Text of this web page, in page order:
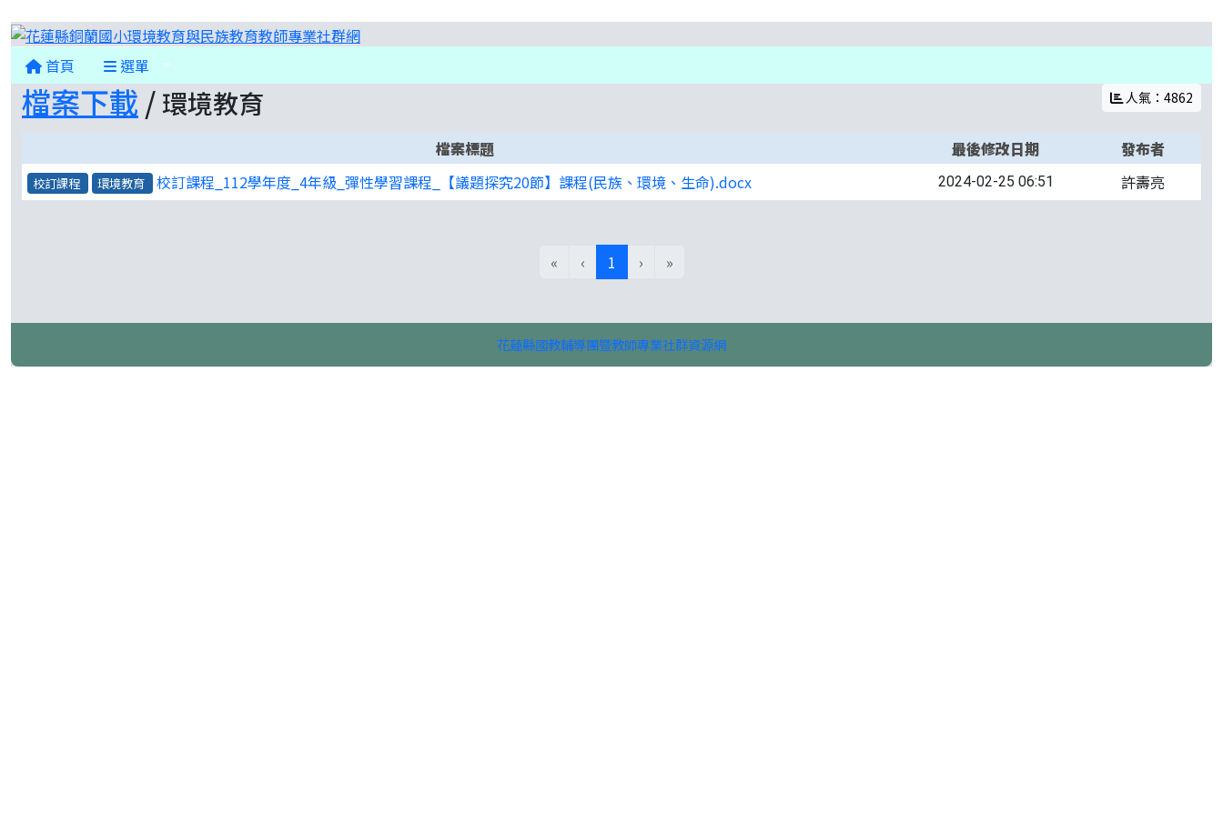
花蓮縣銅蘭國小環境教育與民族教育教師專業社群網
首頁
選單
檔案下載 / 環境教育 人氣：4862
檔案標題 最後修改日期 發布者
校訂課程 環境教育 校訂課程_112學年度_4年級_彈性學習課程_【議題探究20節】課程(民族、環境、生命).docx 2024-02-25 06:51 許壽亮
« ‹ 1 (目前頁次)
› »
花蓮縣國教輔導團暨教師專業社群資源網